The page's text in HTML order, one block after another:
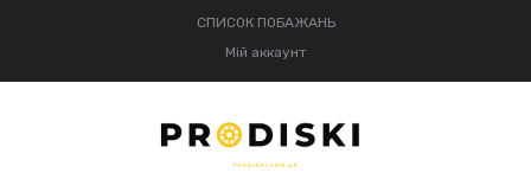
СПИСОК ПОБАЖАНЬ
Мій аккаунт